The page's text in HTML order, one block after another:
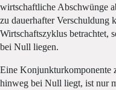
wirtschaftliche Abschwünge
zu dauerhafter Verschuldung
Wirtschaftszyklus betrachtet,
bei Null liegen.
Eine Konjunkturkomponente
hinweg bei Null liegt, ist nur